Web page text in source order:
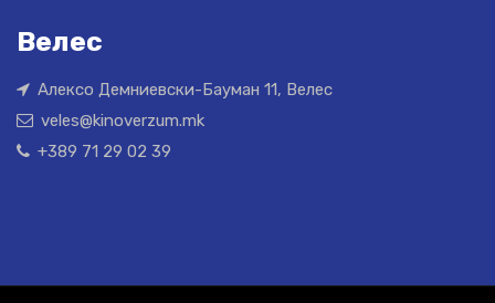
Велес
Алексо Демниевски-Бауман 11, Велес
veles@kinoverzum.mk
+389 71 29 02 39